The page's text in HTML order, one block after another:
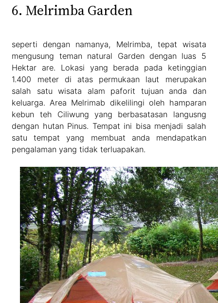
6. Melrimba Garden
seperti dengan namanya, Melrimba, tepat wisata
mengusung teman natural Garden dengan luas 5
Hektar are. Lokasi yang berada pada ketinggian
1.400 meter di atas permukaan laut merupakan
salah satu wisata alam paforit tujuan anda dan
keluarga. Area Melrimab dikelilingi oleh hamparan
kebun teh Ciliwung yang berbasatasan langusng
dengan hutan Pinus. Tempat ini bisa menjadi salah
satu tempat yang membuat anda mendapatkan
pengalaman yang tidak terluapakan.